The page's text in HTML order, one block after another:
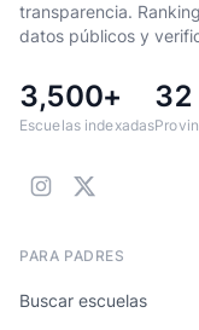
transparencia.
datos públicos y
3,500+
Escuelas indexadas
32
PARA PADRES
Buscar escuelas